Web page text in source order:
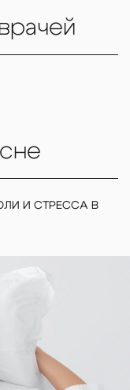
И СТРЕССА В